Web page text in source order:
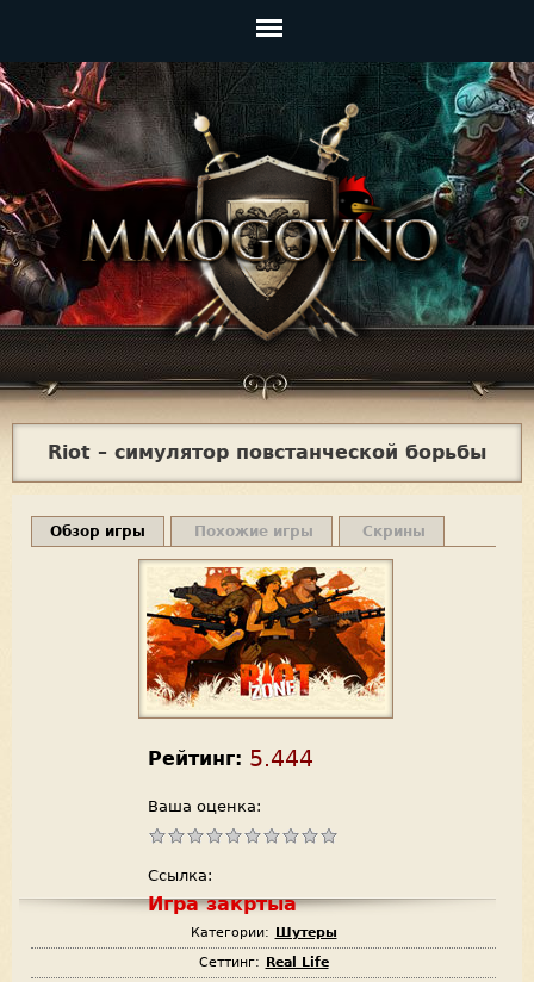
Главное
меню
Jump to navigation
Riot – симулятор повстанческой борьбы
Обзор игры Похожие игры Скрины
Рейтинг: 5.444
Ваша оценка:
Ссылка:
Игра закртыа
Категории: Шутеры
Сеттинг: Real Life